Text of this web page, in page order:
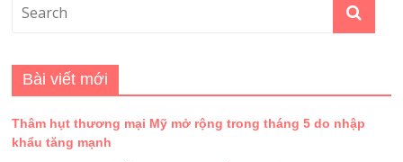
Bài viết mới
Thâm hụt thương mại Mỹ mở rộng trong tháng 5 do nhập
khẩu tăng mạnh